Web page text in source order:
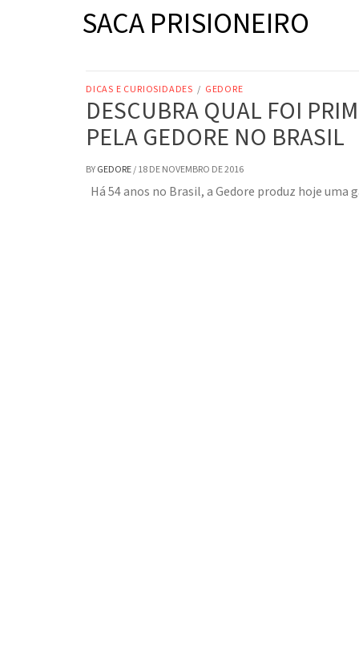
SACA PRISIONEIRO
DICAS E CURIOSIDADES / GEDORE
DESCUBRA QUAL FOI
PELA GEDORE NO BRASIL
BYGEDORE/18 DE NOVEMBRO DE 2016
Há 54 anos no Brasil, a Gedore produz hoje uma